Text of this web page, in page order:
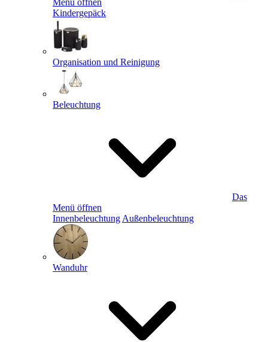
Menü öffnen
Kindergepäck
Organisation und Reinigung
Beleuchtung
Das
Menü öffnen
Innenbeleuchtung Außenbeleuchtung
Wanduhr